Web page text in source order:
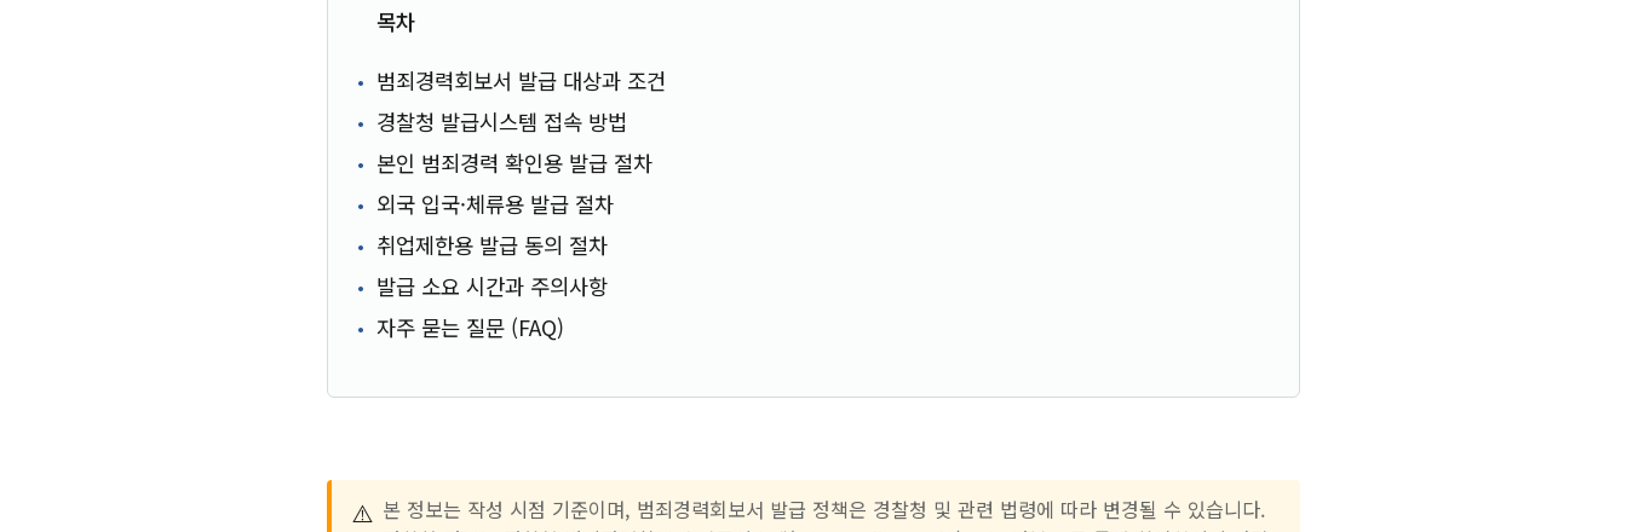
목차
범죄경력회보서 발급 대상과 조건
경찰청 발급시스템 접속 방법
본인 범죄경력 확인용 발급 절차
외국 입국·체류용 발급 절차
취업제한용 발급 동의 절차
발급 소요 시간과 주의사항
자주 묻는 질문 (FAQ)
⚠️ 본 정보는 작성 시점 기준이며, 범죄경력회보서 발급 정책은 경찰청 및 관련 법령에 따라 변경될 수 있습니다.